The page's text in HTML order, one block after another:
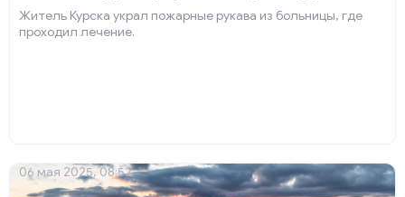
Житель Курска украл пожарные рукава из больницы, где
проходил лечение.
06 мая 2025, 08:52